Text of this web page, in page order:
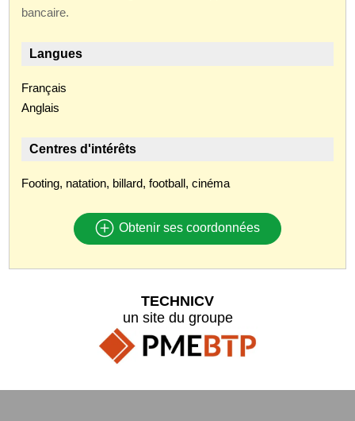
bancaire.
Langues
Français
Anglais
Centres d'intérêts
Footing, natation, billard, football, cinéma
Obtenir ses coordonnées
TECHNICV
un site du groupe